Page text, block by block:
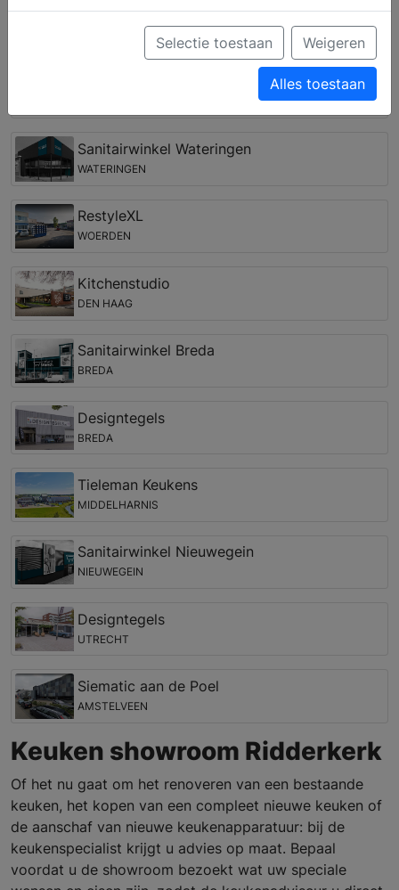
Keukenwinkels in de regio Ridderkerk
Sanitairwinkel Wateringen
WATERINGEN
RestyleXL
WOERDEN
Kitchenstudio
DEN HAAG
Sanitairwinkel Breda
BREDA
Designtegels
BREDA
Tieleman Keukens
MIDDELHARNIS
Sanitairwinkel Nieuwegein
NIEUWEGEIN
Designtegels
UTRECHT
Siematic aan de Poel
AMSTELVEEN
Keuken showroom Ridderkerk
Of het nu gaat om het renoveren van een bestaande
keuken, het kopen van een compleet nieuwe keuken of
de aanschaf van nieuwe keukenapparatuur: bij de
keukenspecialist krijgt u advies op maat. Bepaal
voordat u de showroom bezoekt wat uw speciale
Selectie toestaan Weigeren
Alles toestaan